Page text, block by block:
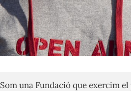
Som una Fundació que exercim